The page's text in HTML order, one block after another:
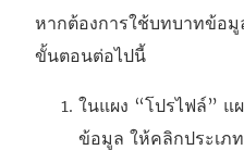
หากต้องการใช้บทบาทข้อ
ขั้นตอนต่อไปนี้
ในแผง “โปรไฟล์” แ
ข้อมูล ให้คลิกประเภ